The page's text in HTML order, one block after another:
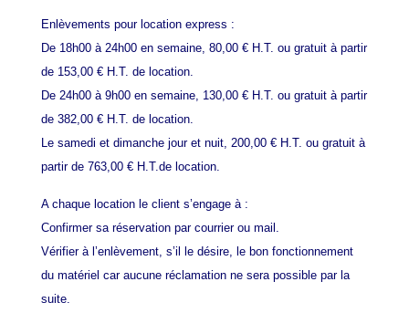
Enlèvements pour location express :
De 18h00 à 24h00 en semaine, 80,00 € H.T. ou gratuit à partir
de 153,00 € H.T. de location.
De 24h00 à 9h00 en semaine, 130,00 € H.T. ou gratuit à partir
de 382,00 € H.T. de location.
Le samedi et dimanche jour et nuit, 200,00 € H.T. ou gratuit à
partir de 763,00 € H.T.de location.
A chaque location le client s’engage à :
Confirmer sa réservation par courrier ou mail.
Vérifier à l’enlèvement, s’il le désire, le bon fonctionnement
du matériel car aucune réclamation ne sera possible par la
suite.